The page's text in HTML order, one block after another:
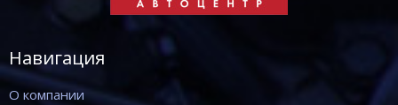
Навигация
О компании